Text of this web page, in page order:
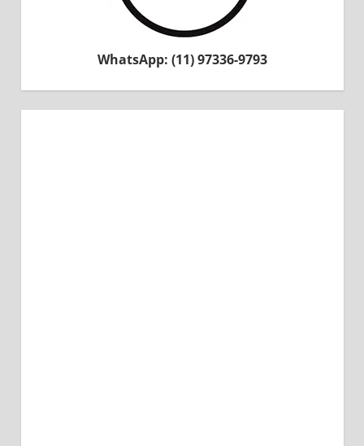
WhatsApp: (11) 97336-9793